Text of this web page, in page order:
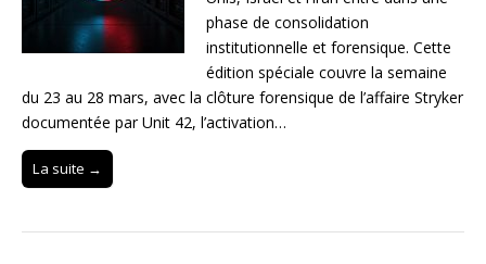
phase de consolidation
institutionnelle et forensique. Cette
édition spéciale couvre la semaine
du 23 au 28 mars, avec la clôture forensique de l’affaire Stryker
documentée par Unit 42, l’activation…
La suite →